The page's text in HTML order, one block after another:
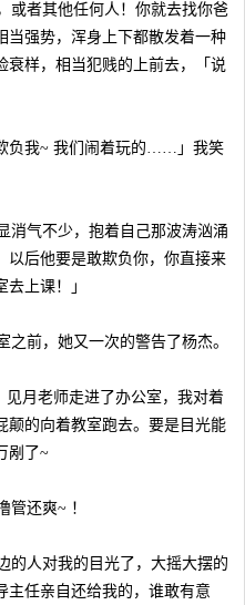
者其他任何人！你就去找你爸
当强势，浑身上下都散发着一种
衰样，相当犯贱的上前去，「说
负我~ 我们闹着玩的……」我笑
气不少，抱着自己那波涛汹涌
以后他要是敢欺负你，你直接来
上课！」
前，她又一次的警告了杨杰。
月老师走进了办公室，我对着
颠的向着教室跑去。要是目光能
剐了~
还爽~ ！
人对我的目光了，大摇大摆的
主任亲自还给我的，谁敢有意